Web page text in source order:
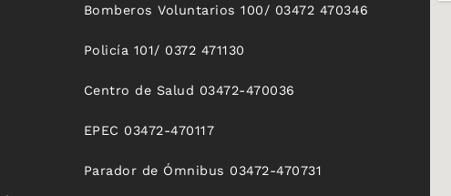
Bomberos Voluntarios 100/ 03472 470346
Policía 101/ 0372 471130
Centro de Salud 03472-470036
EPEC 03472-470117
Parador de Ómnibus 03472-470731